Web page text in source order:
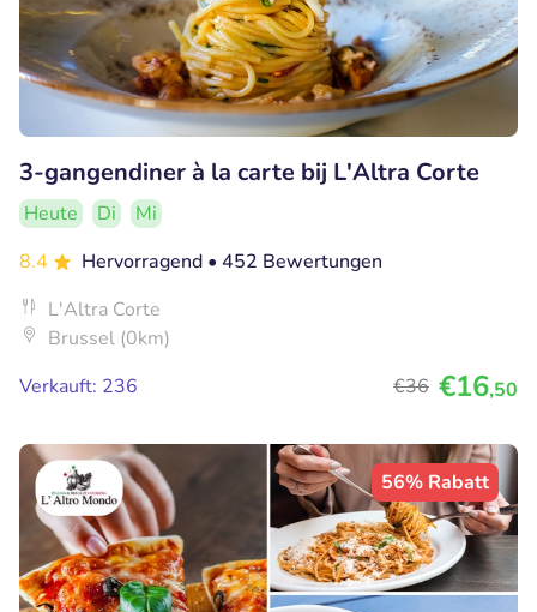
3-gangendiner à la carte bij L'Altra Corte
Heute Di
Mi
8.4
Hervorragend • 452 Bewertungen
L'Altra Corte
Brussel (0km)
Verkauft: 236
€36 €16,50
56% Rabatt